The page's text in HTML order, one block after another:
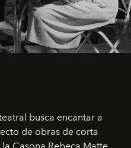
busca encantar a
de obras de corta